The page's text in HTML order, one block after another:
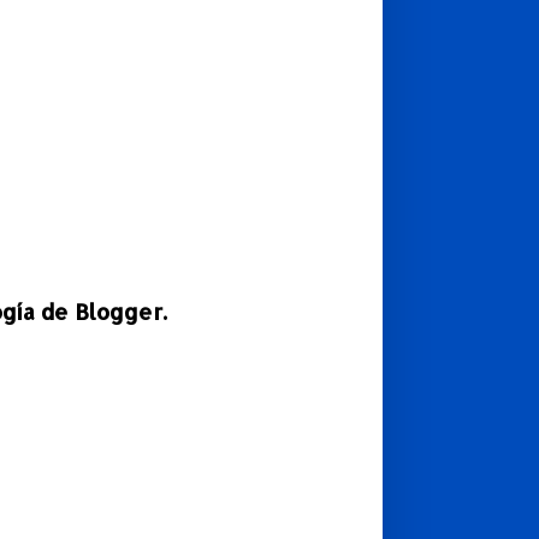
de Blogger.